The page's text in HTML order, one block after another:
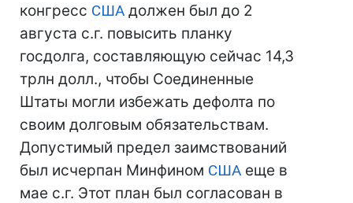
конгресс США должен был до 2
августа с.г. повысить планку
госдолга, составляющую сейчас 14,3
трлн долл., чтобы Соединенные
Штаты могли избежать дефолта по
своим долговым обязательствам.
Допустимый предел заимствований
был исчерпан Минфином США еще в
мае с.г. Этот план был согласован в